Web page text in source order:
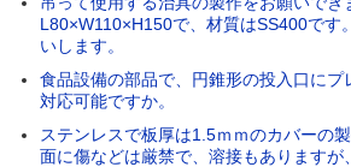
L80×W110×H150で、材質はSS400です
いします。
食品設備の部品で、円錐形の投入口にプ
対応可能ですか。
ステンレスで板厚は1.5ｍｍのカバーの
面に傷などは厳禁で、溶接もありますが